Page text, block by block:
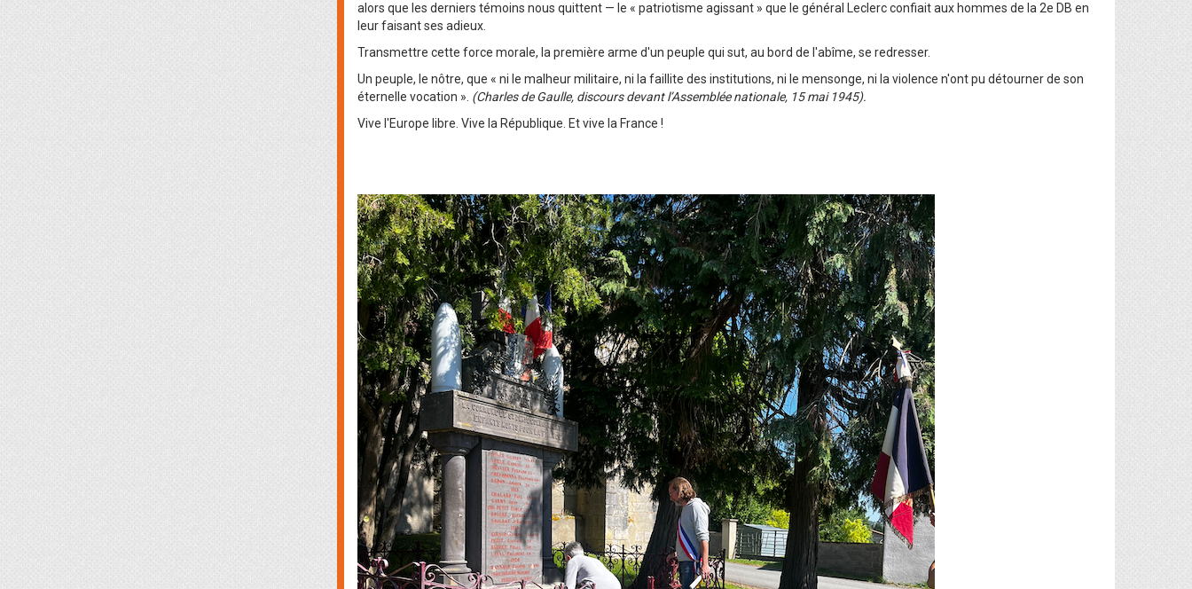
alors que les derniers témoins nous quittent — le « patriotisme agissant » que le général Leclerc confiait aux hommes de la 2e DB en
leur faisant ses adieux.
Transmettre cette force morale, la première arme d'un peuple qui sut, au bord de l'abîme, se redresser.
Un peuple, le nôtre, que « ni le malheur militaire, ni la faillite des institutions, ni le mensonge, ni la violence n'ont pu détourner de son
éternelle vocation ». (Charles de Gaulle, discours devant l’Assemblée nationale, 15 mai 1945).
Vive l'Europe libre. Vive la République. Et vive la France !